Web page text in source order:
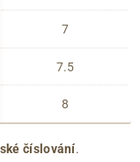
7
7.5
8
číslování.